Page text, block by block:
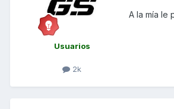
Usuarios
2k
A la mía le